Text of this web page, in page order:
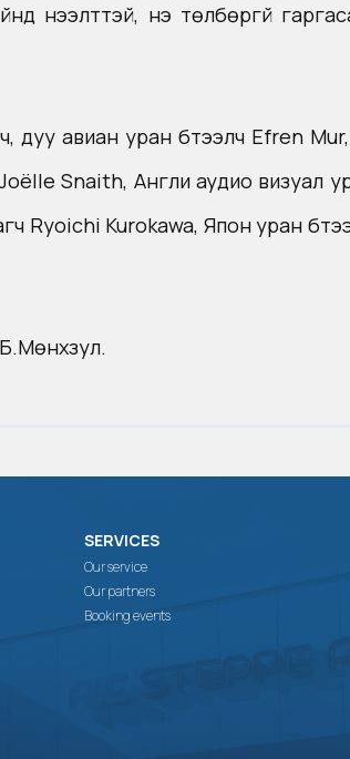
нээлттэй, үнэ төлбөргүй
авиан уран бүтээлч Efren
Snaith, Англи аудио визуал
Ryoichi Kurokawa, Япон уран
SERVICES
Our service
Our partners
Booking events